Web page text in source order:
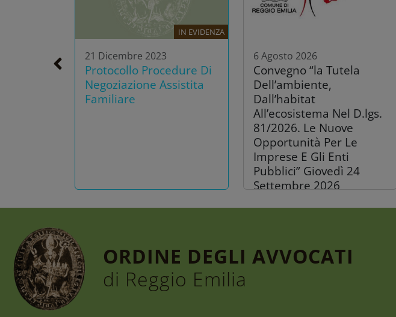
IN EVIDENZA
21 Dicembre 2023
Protocollo Procedure Di
Negoziazione Assistita
Familiare
6 Agosto 2026
Convegno “la Tutela
Dell’ambiente,
Dall’habitat
All’ecosistema Nel D.lgs.
81/2026. Le Nuove
Opportunità Per Le
Imprese E Gli Enti
Pubblici” Giovedì 24
Settembre 2026
ORDINE DEGLI AVVOCATI
di Reggio Emilia